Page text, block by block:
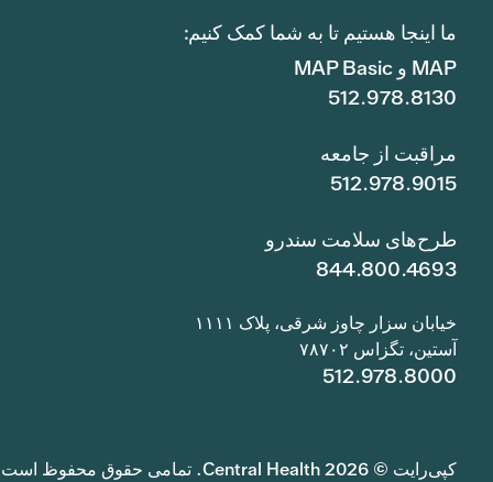
ما اینجا هستیم تا به شما کمک کنیم:
MAP و MAP Basic
512.978.8130
مراقبت از جامعه
512.978.9015
طرح‌های سلامت سندرو
844.800.4693
خیابان سزار چاوز شرقی، پلاک ۱۱۱۱
آستین، تگزاس ۷۸۷۰۲
512.978.8000
کپی‌رایت © 2026 Central Health. تمامی حقوق محفوظ است.